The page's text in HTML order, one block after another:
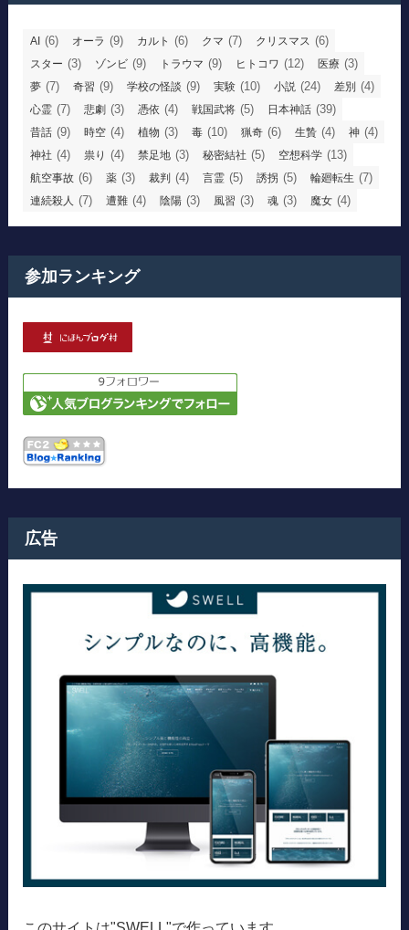
AI (6) オーラ (9) カルト (6) クマ (7) クリスマス (6)
スター (3) ゾンビ (9) トラウマ (9) ヒトコワ (12) 医療 (3)
夢 (7) 奇習 (9) 学校の怪談 (9) 実験 (10) 小説 (24) 差別 (4)
心霊 (7) 悲劇 (3) 憑依 (4) 戦国武将 (5) 日本神話 (39)
昔話 (9) 時空 (4) 植物 (3) 毒 (10) 猟奇 (6) 生贄 (4) 神 (4)
神社 (4) 祟り (4) 禁足地 (3) 秘密結社 (5) 空想科学 (13)
航空事故 (6) 薬 (3) 裁判 (4) 言霊 (5) 誘拐 (5) 輪廻転生 (7)
連続殺人 (7) 遭難 (4) 陰陽 (3) 風習 (3) 魂 (3) 魔女 (4)
参加ランキング
広告